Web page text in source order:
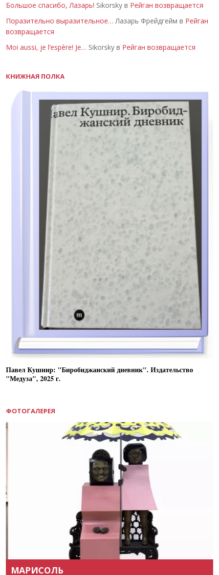
Большое спасибо, Лазарь! Sikorsky в Рейган возвращается
Поразительно выразительное… Лазарь Фрейдгейм в Рейган
возвращается
Moi aussi, je l’espère! Je… Sikorsky в Рейган возвращается
КНИЖНАЯ ПОЛКА
Павел Кушнир: "Биробиджанский дневник". Издательство
"Медуза", 2025 г.
ФОТОГАЛЕРЕЯ
МАРИСОЛЬ